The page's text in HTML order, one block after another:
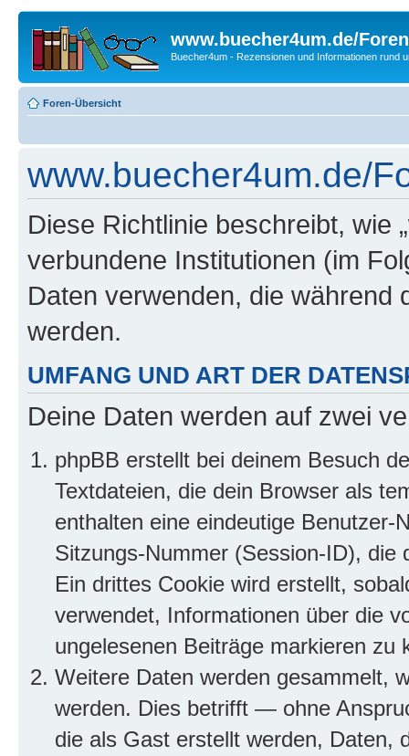
www.buecher4um.de/Foren
Buecher4um - Rezensionen und Informationen rund
Foren-Übersicht
www.buecher4um.de/
Diese Richtlinie beschreibt, wie
verbundene Institutionen (im
Daten verwenden, die während
werden.
UMFANG UND ART DER
Deine Daten werden auf zwei
phpBB erstellt bei deinem Besuch
Textdateien, die dein Browser als
enthalten eine eindeutige
Sitzungs-Nummer (Session-ID), die
Ein drittes Cookie wird erstellt,
verwendet, Informationen über die
ungelesenen Beiträge markieren zu
Weitere Daten werden gesammelt,
werden. Dies betrifft — ohne
die als Gast erstellt werden, Daten,